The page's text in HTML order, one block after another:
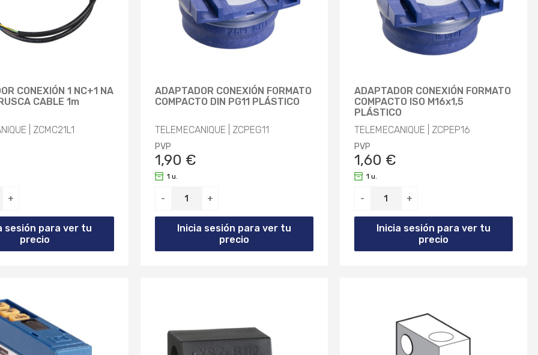
CONEXIÓN 1 NC+1 NA
CABLE 1m
| ZCMC21L1
+
sesión para ver tu
precio
ADAPTADOR CONEXIÓN FORMATO
COMPACTO DIN PG11 PLÁSTICO
TELEMECANIQUE | ZCPEG11
PVP
1,90 €
- +
1 u.
Inicia sesión para ver tu
precio
ADAPTADOR CONEXIÓN FORMATO
COMPACTO ISO M16x1,5
PLÁSTICO
TELEMECANIQUE | ZCPEP16
PVP
1,60 €
- +
1 u.
Inicia sesión para ver tu
precio